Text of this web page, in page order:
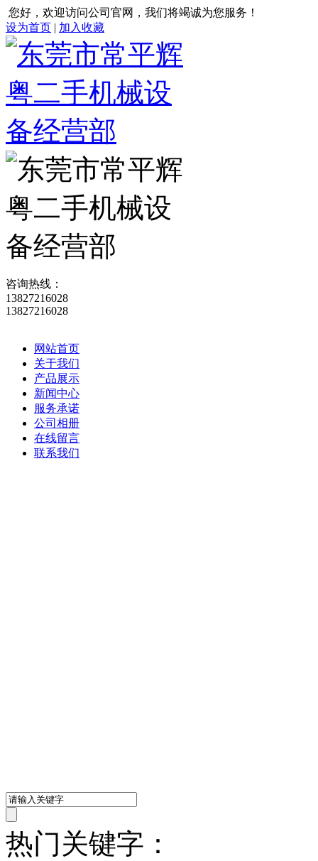
您好，欢迎访问公司官网，我们将竭诚为您服务！
设为首页 | 加入收藏
咨询热线：
13827216028
13827216028
网站首页
关于我们
产品展示
新闻中心
服务承诺
公司相册
在线留言
联系我们
热门关键字：